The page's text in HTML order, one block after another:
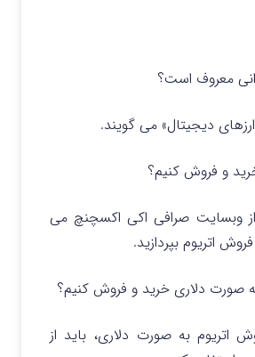
معروف است؟
ارزهای دیجیتال» می گویند.
و فروش کنیم؟
از وبسایت صرافی اکی اکسچنچ می
اتریوم بپردازید.
صورت دلاری خرید و فروش کنیم؟
اتریوم به صورت دلاری، باید از